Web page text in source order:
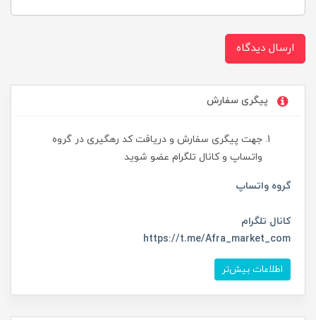
ارسال دیدگاه
پیگری سفارش
جهت پیگری سفارش و دریافت کد رهگیری در گروه
واتساپ و کانال تلگرام عضو شوید
گروه واتساپ
کانال تلگرام
https://t.me/Afra_market_com
اطلاعات بیش‌تر